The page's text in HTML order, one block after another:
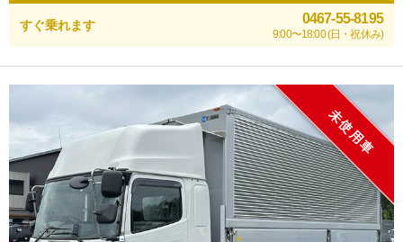
すぐ乗れます 0467-55-8195
9:00〜18:00 (日・祝休み)
未使用車